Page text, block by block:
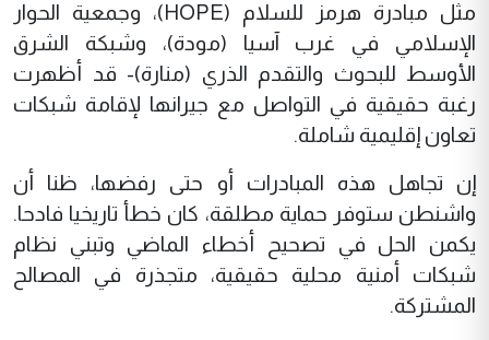
مثل مبادرة هرمز للسلام (HOPE)، وجمعية الحوار
الإسلامي في غرب آسيا (مودة)، وشبكة الشرق
الأوسط للبحوث والتقدم الذري (منارة)- قد أظهرت
رغبة حقيقية في التواصل مع جيرانها لإقامة شبكات
تعاون إقليمية شاملة.
إن تجاهل هذه المبادرات أو حتى رفضها، ظنا أن
واشنطن ستوفر حماية مطلقة، كان خطأ تاريخيا فادحا.
يكمن الحل في تصحيح أخطاء الماضي وتبني نظام
شبكات أمنية محلية حقيقية، متجذرة في المصالح
المشتركة.